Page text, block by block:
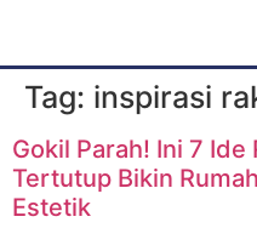
Tag: inspirasi
Gokil Parah! Ini 7
Tertutup Bikin
Estetik